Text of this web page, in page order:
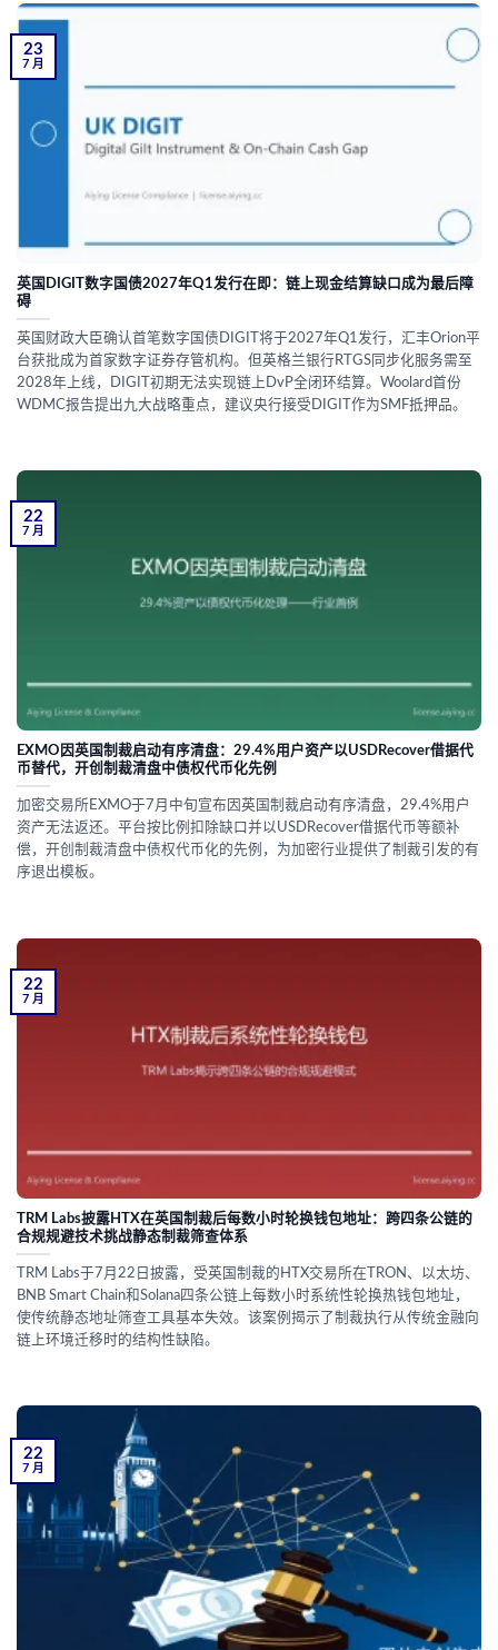
英国DIGIT数字国债2027年Q1发行在即：链上现金结算缺口成为最后障
碍
英国财政大臣确认首笔数字国债DIGIT将于2027年Q1发行，汇丰Orion平
台获批成为首家数字证券存管机构。但英格兰银行RTGS同步化服务需至
2028年上线，DIGIT初期无法实现链上DvP全闭环结算。Woolard首份
WDMC报告提出九大战略重点，建议央行接受DIGIT作为SMF抵押品。
23
7 月
EXMO因英国制裁启动有序清盘：29.4%用户资产以USDRecover借据代
币替代，开创制裁清盘中债权代币化先例
加密交易所EXMO于7月中旬宣布因英国制裁启动有序清盘，29.4%用户
资产无法返还。平台按比例扣除缺口并以USDRecover借据代币等额补
偿，开创制裁清盘中债权代币化的先例，为加密行业提供了制裁引发的有
序退出模板。
22
7 月
TRM Labs披露HTX在英国制裁后每数小时轮换钱包地址：跨四条公链的
合规规避技术挑战静态制裁筛查体系
TRM Labs于7月22日披露，受英国制裁的HTX交易所在TRON、以太坊、
BNB Smart Chain和Solana四条公链上每数小时系统性轮换热钱包地址，
使传统静态地址筛查工具基本失效。该案例揭示了制裁执行从传统金融向
链上环境迁移时的结构性缺陷。
22
7 月
22
7 月